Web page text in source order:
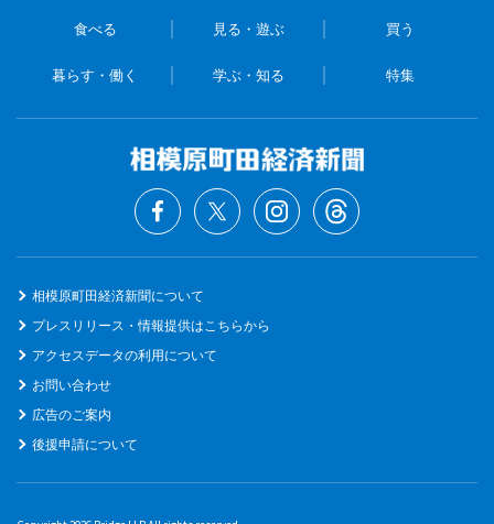
食べる 見る・遊ぶ 買う
暮らす・働く 学ぶ・知る 特集
相模原町田経済新聞について
プレスリリース・情報提供はこちらから
アクセスデータの利用について
お問い合わせ
広告のご案内
後援申請について